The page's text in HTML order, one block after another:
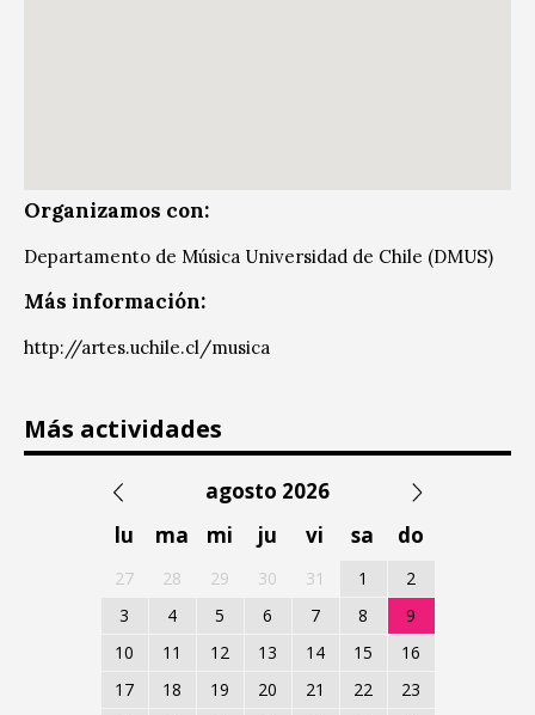
Organizamos con:
Departamento de Música Universidad de Chile (DMUS)
Más información:
http://artes.uchile.cl/musica
Más actividades
agosto 2026
lu
ma mi ju vi sa do
27 28 29 30 31 1
2
3
4 5 6 7 8
9
10
11 12 13 14 15
16
17
18 19 20 21 22
23